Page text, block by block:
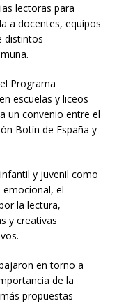
lectoras para
a docentes, equipos
distintos
Programa
escuelas y liceos
un convenio entre el
Botín de España y
y juvenil como
emocional, el
la lectura,
y creativas
en torno a
de la
propuestas